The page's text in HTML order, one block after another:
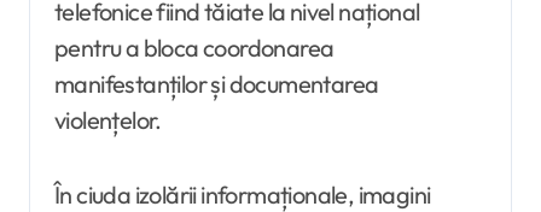
telefonice fiind tăiate la nivel național
pentru a bloca coordonarea
manifestanților și documentarea
violențelor.
În ciuda izolării informaționale, imagini